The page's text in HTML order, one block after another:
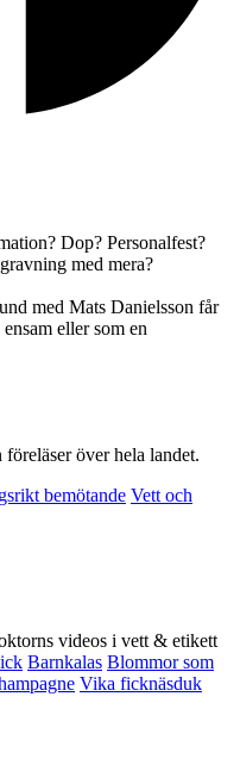
Dop? Personalfest?
med mera?
med Mats Danielsson får
eller som en
över hela landet.
bemötande Vett och
videos i vett & etikett
Barnkalas Blommor som
Vika ficknäsduk